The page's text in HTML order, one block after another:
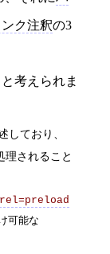
ク注釈の3
考えられま
しており、
理されること
rel=preload
可能な